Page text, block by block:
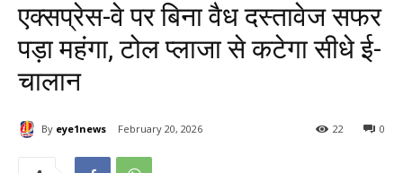
एक्सप्रेस-वे पर बिना वैध दस्तावेज सफर
पड़ा महंगा, टोल प्लाजा से कटेगा सीधे ई-
चालान
By eye1news February 20, 2026 0
22